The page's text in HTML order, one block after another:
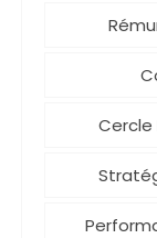
Cercle